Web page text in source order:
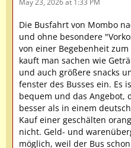
Auto zu zerren. Dann
„die Kleine lebt“! Das
ich stieg aus und
Mädchen auf den
schnell zum
wir von medizinischem
und die Patientin gleich
gebracht. Sie hatte nur
erste Diagnose. Die
die nächsten Tage zu
jetzt nicht auch noch
May 23, 2026 at 1:33 PM
Die Busfahrt von Mombo
und ohne besondere
von einer Begebenheit
kauft man sachen wie
und auch größere snacks
fenster des Busses ein. Es
bequem und das Angebot,
besser als in einem
Kauf einer geschälten
nicht. Geld- und
möglich, weil der Bus